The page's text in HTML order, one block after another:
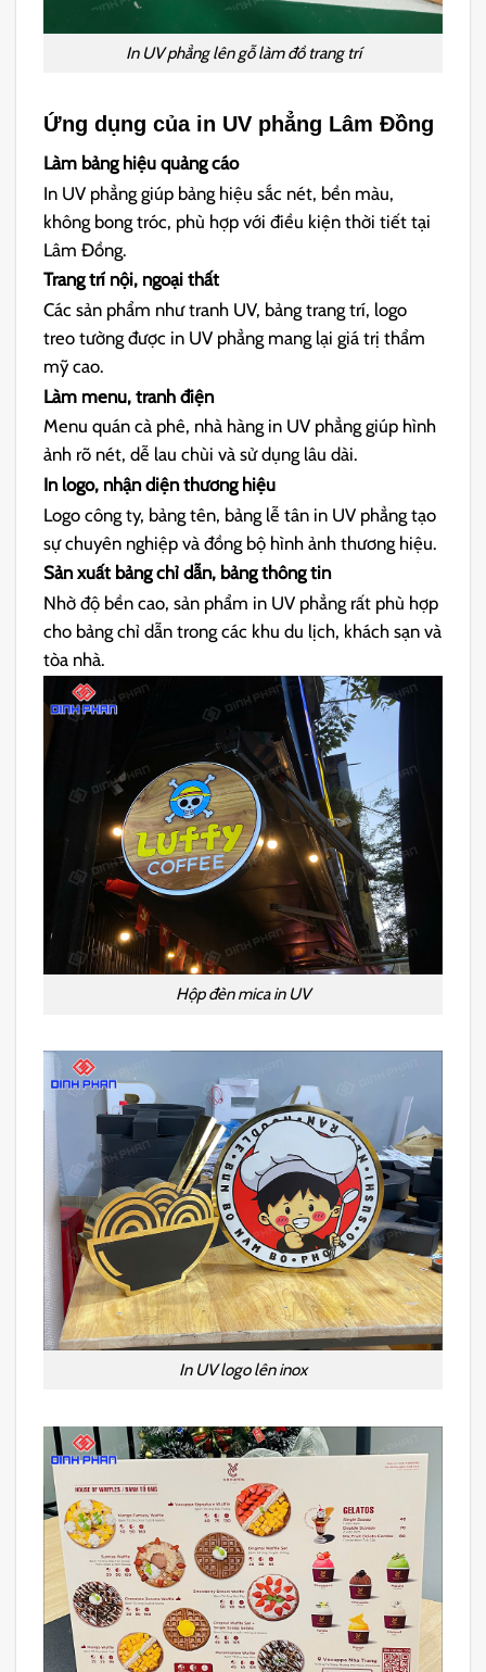
In UV phẳng lên gỗ làm đồ trang trí
Ứng dụng của in UV phẳng Lâm Đồng
Làm bảng hiệu quảng cáo
In UV phẳng giúp bảng hiệu sắc nét, bền màu,
không bong tróc, phù hợp với điều kiện thời tiết tại
Lâm Đồng.
Trang trí nội, ngoại thất
Các sản phẩm như tranh UV, bảng trang trí, logo
treo tường được in UV phẳng mang lại giá trị thẩm
mỹ cao.
Làm menu, tranh điện
Menu quán cà phê, nhà hàng in UV phẳng giúp hình
ảnh rõ nét, dễ lau chùi và sử dụng lâu dài.
In logo, nhận diện thương hiệu
Logo công ty, bảng tên, bảng lễ tân in UV phẳng tạo
sự chuyên nghiệp và đồng bộ hình ảnh thương hiệu.
Sản xuất bảng chỉ dẫn, bảng thông tin
Nhờ độ bền cao, sản phẩm in UV phẳng rất phù hợp
cho bảng chỉ dẫn trong các khu du lịch, khách sạn và
tòa nhà.
Hộp đèn mica in UV
In UV logo lên inox